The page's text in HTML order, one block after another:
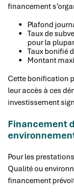
financement
Plafond
Taux de
pour la
Taux bonifié
Montant
Cette bonification
leur accès à ces
investissement
Financement
Pour les
Qualité ou
financement